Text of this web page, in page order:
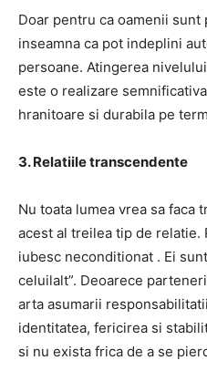
Doar pentru ca oamenii
inseamna ca pot indeplini
persoane. Atingerea
este o realizare
hranitoare si durabila pe
3. Relatiile transcendente
Nu toata lumea vrea sa faca
acest al treilea tip de
iubesc neconditionat . Ei
celuilalt”. Deoarece
arta asumarii
identitatea, fericirea si
si nu exista frica de a se